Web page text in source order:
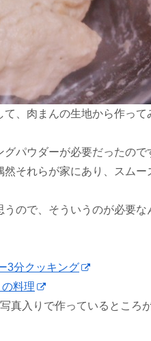
、肉まんの生地から作って
パウダーが必要だったので
それらが家にあり、スムー
ので、そういうのが必要な
3分クッキング
料理
真入りで作っているところ